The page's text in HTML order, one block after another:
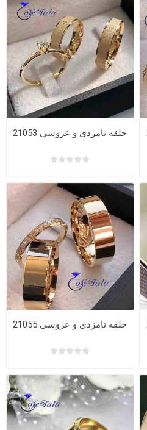
حلقه نامزدی و عروسی 21053
حلقه نامزدی و عروسی 21055